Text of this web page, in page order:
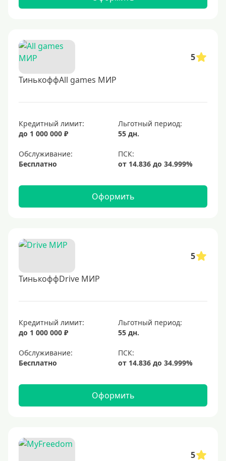
5
ТинькоффAll games МИР
Кредитный лимит:
до 1 000 000 ₽
Льготный период:
55 дн.
Обслуживание:
Бесплатно
Оформить
5
ТинькоффDrive МИР
Кредитный лимит:
до 1 000 000 ₽
Льготный период:
55 дн.
Обслуживание:
Бесплатно
Оформить
5